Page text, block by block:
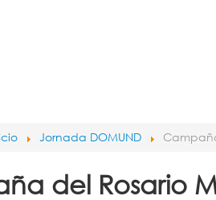
Jornada DOMUND
del Rosario